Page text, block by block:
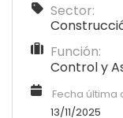
de
trabajo
CV
Acceso
Idioma
Sector:
Función:
Control y
Fecha última
13/11/2025